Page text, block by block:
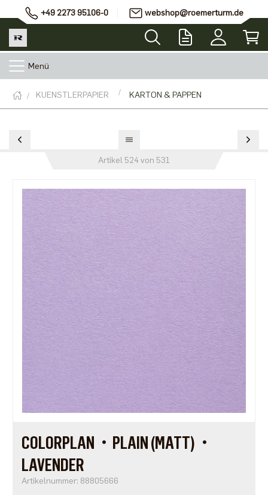
+49 2273 95106-0 webshop@roemerturm.de
Menü
KUENSTLERPAPIER KARTON & PAPPEN
Artikel 524 von 531
COLORPLAN・PLAIN (MATT)・
LAVENDER
Artikelnummer: 88805666